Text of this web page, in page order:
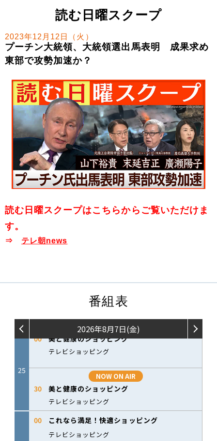
読む日曜スクープ
2023年12月12日（火）
プーチン大統領、大統領選出馬表明 成果求め
東部で攻勢加速か？
読む日曜スクープはこちらからご覧いただけま
す。
⇒ テレ朝news
番組表